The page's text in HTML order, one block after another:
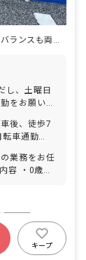
し、土曜日
をお願いし
取得率65％
以上の連休
後・育児休
暇（本人の
暇 ■コロナ
暇 ■生理休
可能措置 ※
る遅刻・早
後、徒歩7
業務をお任
守りなど）
め
キープ